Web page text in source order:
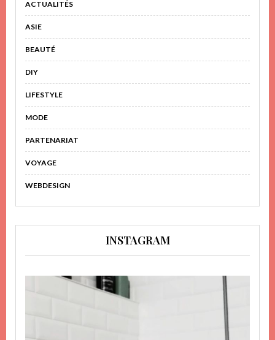
ACTUALITÉS
ASIE
BEAUTÉ
DIY
LIFESTYLE
MODE
PARTENARIAT
VOYAGE
WEBDESIGN
INSTAGRAM